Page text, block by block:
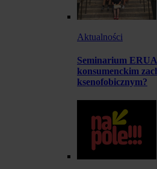
Aktualności
Seminarium
konsumenckim
ksenofobicznym?